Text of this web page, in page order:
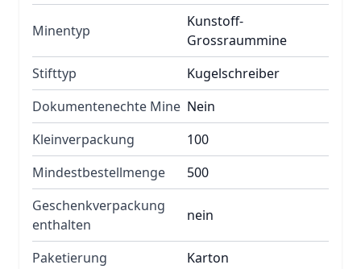
Minentyp
Kunstoff-
Grossraummine
Stifttyp
Kugelschreiber
Dokumentenechte Mine Nein
Kleinverpackung
100
Mindestbestellmenge
500
Geschenkverpackung
enthalten
nein
Paketierung
Karton